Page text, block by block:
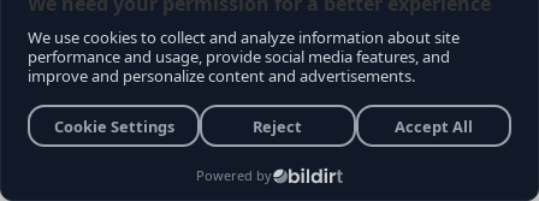
FRMPL FORMUL
PLASTIK VE METAL
35,70 -0,17
FROTO FORD
OTOSAN
77,40
FZLGY FUZUL
-4,15